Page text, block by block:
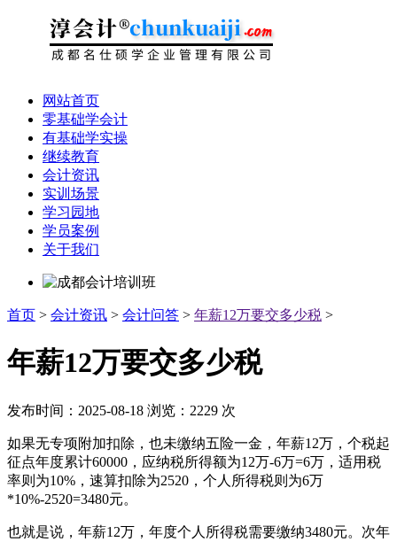
网站首页
零基础学会计
有基础学实操
继续教育
会计资讯
实训场景
学习园地
学员案例
关于我们
首页 > 会计资讯 > 会计问答 > 年薪12万要交多少税 >
年薪12万要交多少税
发布时间： 2025-08-18 浏览： 2229 次
如果无专项附加扣除，也未缴纳五险一金，年薪12万，个税起
征点年度累计60000，应纳税所得额为12万-6万=6万，适用税
率则为10%，速算扣除为2520，个人所得税则为6万
*10%-2520=3480元。
也就是说，年薪12万，年度个人所得税需要缴纳3480元。次年